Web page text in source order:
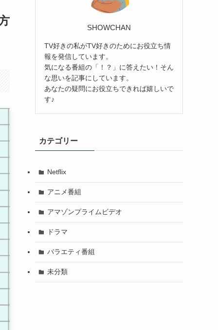
SHOWCHAN
TV好きの私がTV好きのためにお役立ち情
報を発信しています。
気になる番組の「！？」に答えたい！そん
な思いを記事にしています。
あなたの疑問にお役立ちできれば嬉しいで
す♪
カテゴリー
Netflix
アニメ番組
アマゾンプライムビデオ
ドラマ
バラエティ番組
未分類